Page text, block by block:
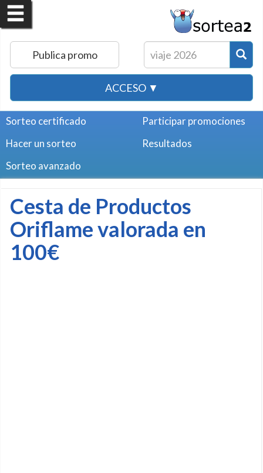
Publica promo
ACCESO ▼
Sorteo certificado
Hacer un sorteo
Sorteo avanzado
Participar promociones
Resultados
Cesta de Productos
Oriflame valorada en
100€